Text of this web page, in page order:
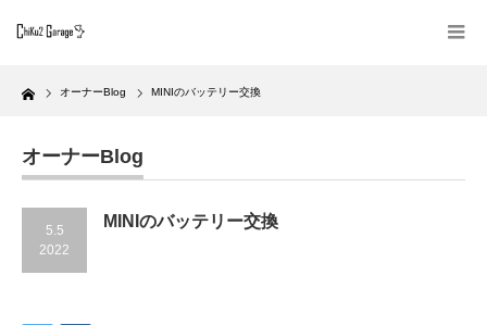
Home オーナーBlog MINIのバッテリー交換
オーナーBlog
5.5
2022
MINIのバッテリー交換